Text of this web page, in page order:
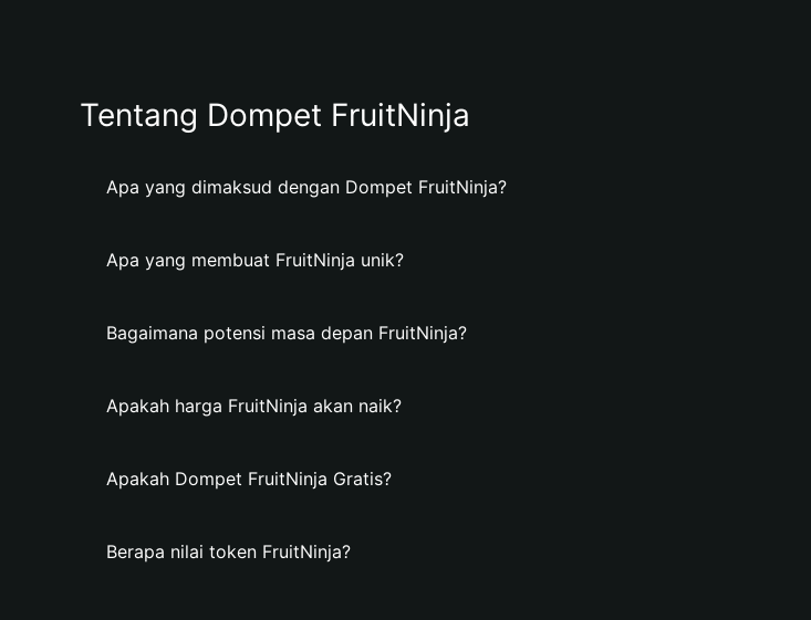
Tentang Dompet FruitNinja
Apa yang dimaksud dengan Dompet FruitNinja?
Apa yang membuat FruitNinja unik?
Bagaimana potensi masa depan FruitNinja?
Apakah harga FruitNinja akan naik?
Apakah Dompet FruitNinja Gratis?
Berapa nilai token FruitNinja?